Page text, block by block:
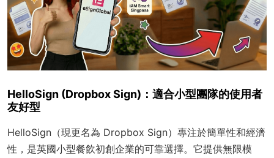
HelloSign (Dropbox Sign)：適合小型團隊的使用者
友好型
HelloSign（現更名為 Dropbox Sign）專注於簡單性和經濟
性，是英國小型餐飲初創企業的可靠選擇。它提供無限模